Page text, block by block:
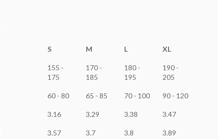
S M L XL
155 -
175
170 -
185
180 -
195
190 -
205
60 - 80 65 - 85 70 - 100 90 - 120
3.16 3.29 3.38 3.47
3.57 3.7 3.8 3.89